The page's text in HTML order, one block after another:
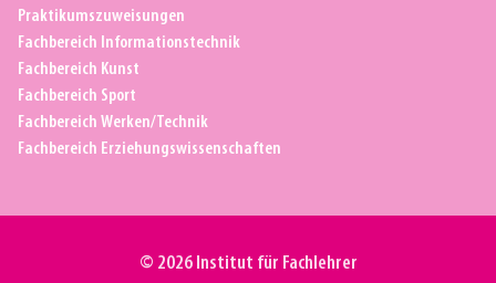
Praktikumszuweisungen
Fachbereich Informationstechnik
Fachbereich Kunst
Fachbereich Sport
Fachbereich Werken/Technik
Fachbereich Erziehungswissenschaften
© 2026 Institut für Fachlehrer